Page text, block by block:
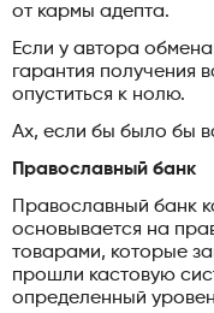
от кармы адепта.
Если у автора
гарантия получения
опуститься к нолю.
Ах, если бы было бы
Православный банк
Православный банк
основывается на
товарами, которые
прошли кастовую
определенный